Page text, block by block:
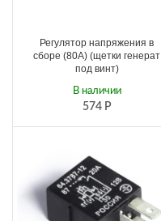
Регулятор напряжения в
сборе (80А) (щетки генерат
под винт)
574 Р
В наличии